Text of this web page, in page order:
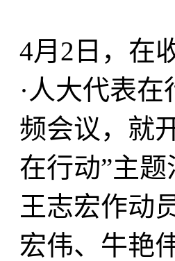
4月2日，在
·人大代表
频会议，就
在行动”主
王志宏作动
宏伟、牛艳